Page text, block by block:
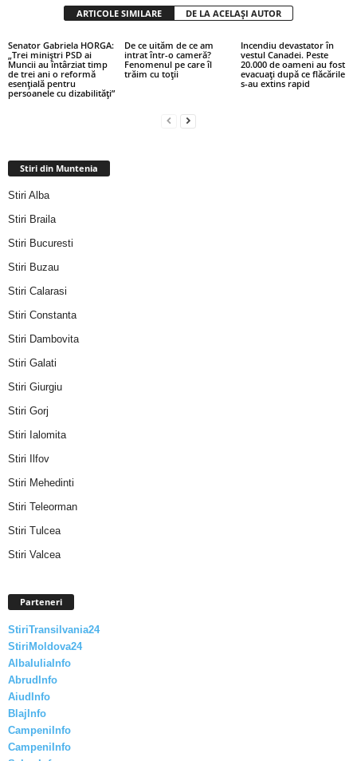
ARTICOLE SIMILARE DE LA ACELAȘI AUTOR
Senator Gabriela HORGA:
„Trei miniștri PSD ai
Muncii au întârziat timp
de trei ani o reformă
esențială pentru
persoanele cu dizabilități”
De ce uităm de ce am
intrat într-o cameră?
Fenomenul pe care îl
trăim cu toții
Incendiu devastator în
vestul Canadei. Peste
20.000 de oameni au fost
evacuați după ce flăcările
s-au extins rapid
Stiri din Muntenia
Stiri Alba
Stiri Braila
Stiri Bucuresti
Stiri Buzau
Stiri Calarasi
Stiri Constanta
Stiri Dambovita
Stiri Galati
Stiri Giurgiu
Stiri Gorj
Stiri Ialomita
Stiri Ilfov
Stiri Mehedinti
Stiri Teleorman
Stiri Tulcea
Stiri Valcea
Parteneri
StiriTransilvania24
StiriMoldova24
AlbaIuliaInfo
AbrudInfo
AiudInfo
BlajInfo
CampeniInfo
CampeniInfo